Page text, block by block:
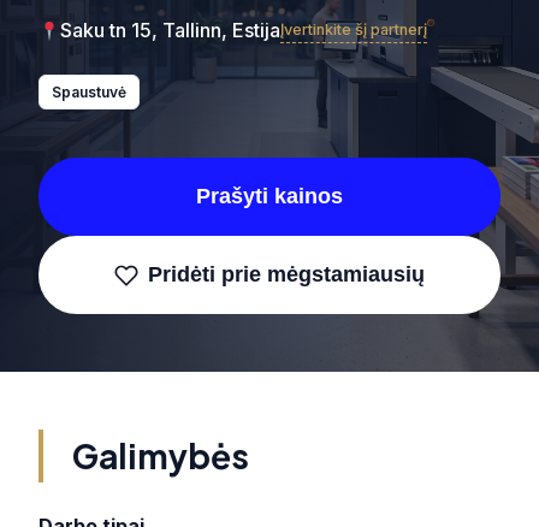
Saku tn 15, Tallinn, EstijaĮvertinkite šį partnerį
Spaustuvė
Prašyti kainos
Pridėti prie mėgstamiausių
Galimybės